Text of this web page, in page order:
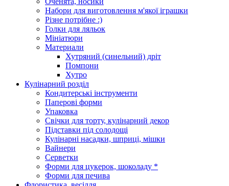
Набори для виготовлення м'якої іграшки
Різне потрібне :)
Голки для ляльок
Мініатюри
Материали
Хутряний (синельний) дріт
Помпони
Хутро
Кулінарний розділ
Кондитерські інструменти
Паперові форми
Упаковка
Свічки для торту, кулінарний декор
Підставки під солодощі
Кулінарні насадки, шприці, мішки
Вайнери
Серветки
Форми для цукерок, шоколаду *
Форми для печива